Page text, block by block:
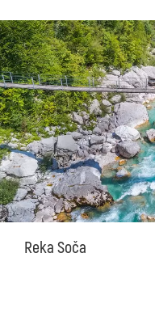
Reka Soča